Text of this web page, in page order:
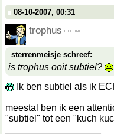
08-10-2007, 00:31
trophus
sterrenmeisje schreef:
is trophus ooit subtiel?
Ik ben subtiel als ik
meestal ben ik een
"subtiel" tot een "kuch